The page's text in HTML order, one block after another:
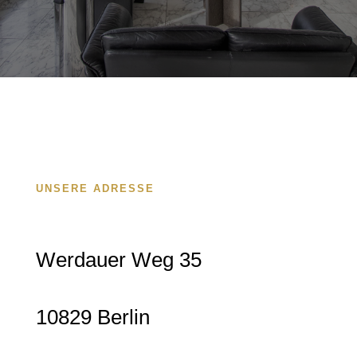
UNSERE ADRESSE
Werdauer Weg 35
10829 Berlin